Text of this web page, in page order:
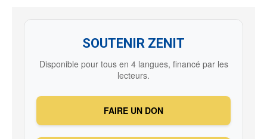
SOUTENIR ZENIT
Disponible pour tous en 4 langues, financé par les
lecteurs.
FAIRE UN DON